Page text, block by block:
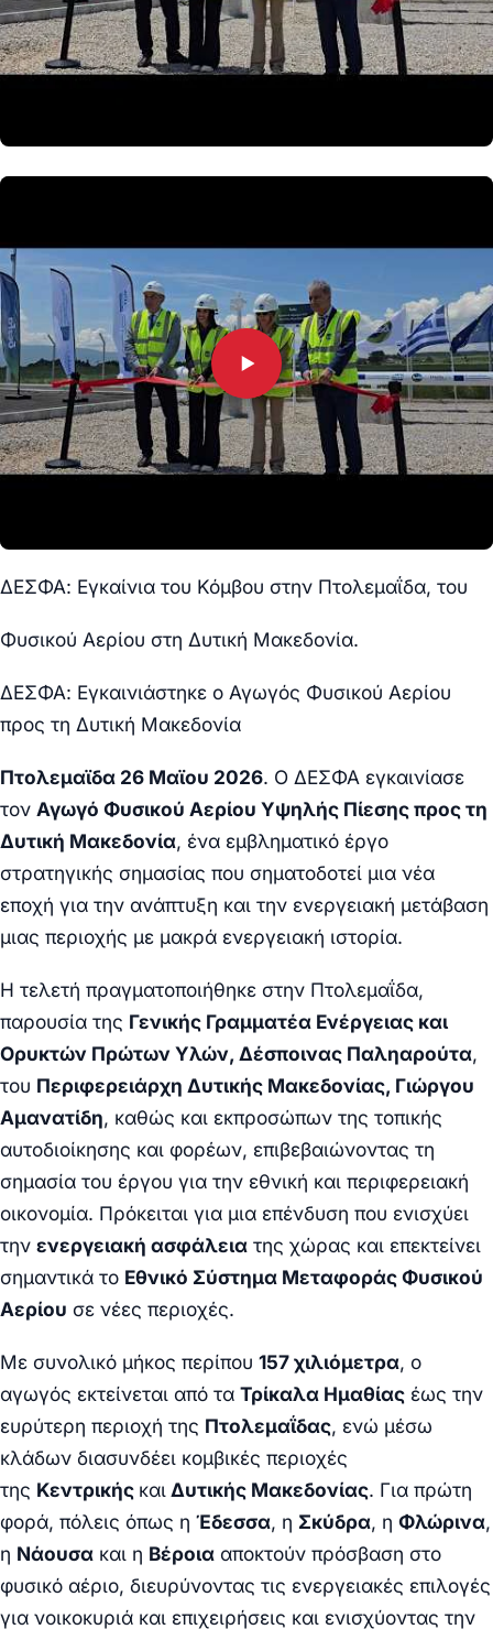
ΔΕΣΦΑ: Εγκαίνια του Κόμβου στην Πτολεμαΐδα, του
Φυσικού Αερίου στη Δυτική Μακεδονία.
ΔΕΣΦΑ: Εγκαινιάστηκε ο Αγωγός Φυσικού Αερίου
προς τη Δυτική Μακεδονία
Πτολεμαϊδα 26 Μαϊου 2026. Ο ΔΕΣΦΑ εγκαινίασε
τον Αγωγό Φυσικού Αερίου Υψηλής Πίεσης προς τη
Δυτική Μακεδονία, ένα εμβληματικό έργο
στρατηγικής σημασίας που σηματοδοτεί μια νέα
εποχή για την ανάπτυξη και την ενεργειακή μετάβαση
μιας περιοχής με μακρά ενεργειακή ιστορία.
Η τελετή πραγματοποιήθηκε στην Πτολεμαΐδα,
παρουσία της Γενικής Γραμματέα Ενέργειας και
Ορυκτών Πρώτων Υλών, Δέσποινας Παληαρούτα,
του Περιφερειάρχη Δυτικής Μακεδονίας, Γιώργου
Αμανατίδη, καθώς και εκπροσώπων της τοπικής
αυτοδιοίκησης και φορέων, επιβεβαιώνοντας τη
σημασία του έργου για την εθνική και περιφερειακή
οικονομία. Πρόκειται για μια επένδυση που ενισχύει
την ενεργειακή ασφάλεια της χώρας και επεκτείνει
σημαντικά το Εθνικό Σύστημα Μεταφοράς Φυσικού
Αερίου σε νέες περιοχές.
Με συνολικό μήκος περίπου 157 χιλιόμετρα, ο
αγωγός εκτείνεται από τα Τρίκαλα Ημαθίας έως την
ευρύτερη περιοχή της Πτολεμαΐδας, ενώ μέσω
κλάδων διασυνδέει κομβικές περιοχές
της Κεντρικής καιΔυτικής Μακεδονίας. Για πρώτη
φορά, πόλεις όπως η Έδεσσα, η Σκύδρα, η Φλώρινα,
η Νάουσα και η Βέροια αποκτούν πρόσβαση στο
φυσικό αέριο, διευρύνοντας τις ενεργειακές επιλογές
για νοικοκυριά και επιχειρήσεις και ενισχύοντας την